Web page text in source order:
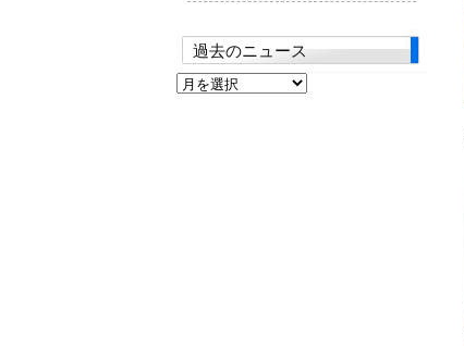
過去のニュース
過